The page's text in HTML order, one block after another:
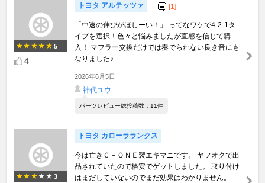
5
4
トヨタ アルテッツァ [1]
「中速の伸びがほしーい！」 ってなワケで4-2-1タ
イプを選択！色々と悩みましたが直感を信じて購
入！ マフラー交換だけでは奏でられない良き音にも
なりました♪
2026年6月5日
神代ユウ
パーツレビュー総投稿数：11件
3
トヨタ カローラランクス
今は亡きＣ－ＯＮＥ製エキマニです。 ヤフオクで出
品されていたので格安でゲットしました。 取り付け
はまだしていないのでまだ効果はわかりません。